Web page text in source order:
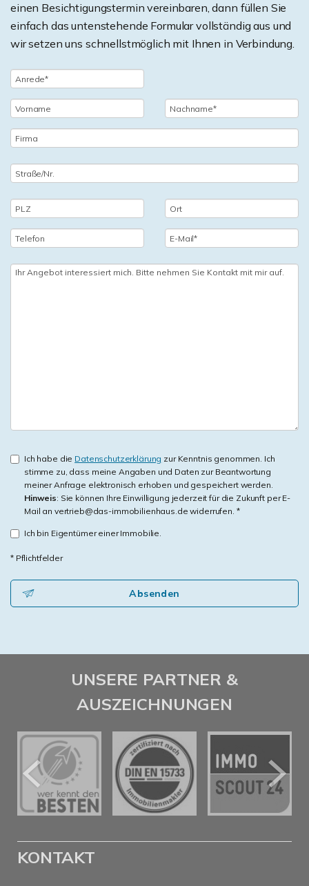
einen Besichtigungstermin vereinbaren, dann füllen Sie
einfach das untenstehende Formular vollständig aus und
wir setzen uns schnellstmöglich mit Ihnen in Verbindung.
Ich habe die Datenschutzerklärung zur Kenntnis genommen. Ich
stimme zu, dass meine Angaben und Daten zur Beantwortung
meiner Anfrage elektronisch erhoben und gespeichert werden.
Hinweis: Sie können Ihre Einwilligung jederzeit für die Zukunft per E-
Mail an vertrieb@das-immobilienhaus.de widerrufen. *
Ich bin Eigentümer einer Immobilie.
* Pflichtfelder
Absenden
UNSERE PARTNER &
AUSZEICHNUNGEN
KONTAKT